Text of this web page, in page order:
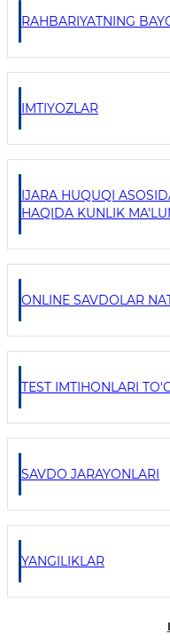
RAHBARIYATNING
IMTIYOZLAR
IJARA HUQUQI
HAQIDA KUNLIK
ONLINE SAVDOLAR
TEST IMTIHONLARI
SAVDO JARAYONLARI
YANGILIKLAR